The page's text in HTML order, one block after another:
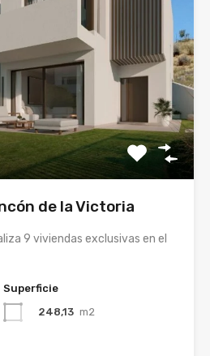
de la Victoria
9 viviendas exclusivas en el
Superficie
248,13 m2